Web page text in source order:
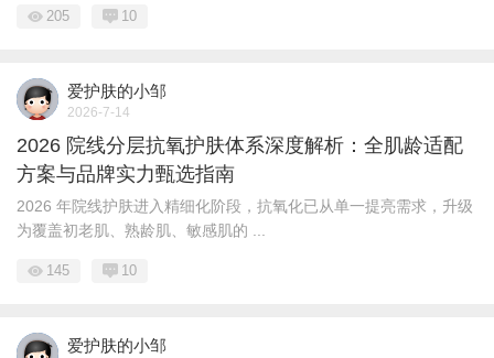
205 10
爱护肤的小邹
2026-7-14
2026 院线分层抗氧护肤体系深度解析：全肌龄适配
方案与品牌实力甄选指南
2026 年院线护肤进入精细化阶段，抗氧化已从单一提亮需求，升级
为覆盖初老肌、熟龄肌、敏感肌的 ...
145 10
爱护肤的小邹